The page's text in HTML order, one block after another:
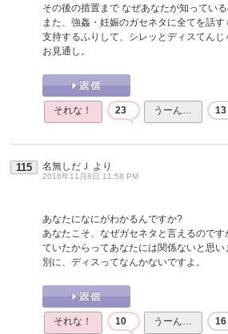
その後の措置まで なぜあなたが知ってい
また、強姦・妊娠のガセネタに全てを話す
支持するふりして、シレッとディスてんじ
お見通し。
それな！ 23 うーん… 13
115 名無しだＪ より
2016年11月8日 11:58 PM
あなたになにがわかるんですか?
あなたこそ、なぜガセネタと言えるので
ていたからってあなたには関係ないと思い
別に、ディスってなんかないですよ。
それな！ 10 うーん… 16